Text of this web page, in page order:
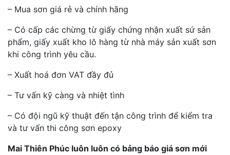
– Mua sơn giá rẻ và chính hãng
– Có cấp các chừng từ giấy chứng nhận xuất sứ sản
phẩm, giấy xuất kho lô hàng từ nhà máy sản xuất sơn
khi công trình yêu cầu.
– Xuất hoá đơn VAT đầy đủ
– Tư vấn kỹ càng và nhiệt tình
– Có đội ngũ kỹ thuật đến tận công trình để kiểm tra
và tư vấn thi công sơn epoxy
Mai Thiên Phúc luôn luôn có bảng báo giá sơn mới